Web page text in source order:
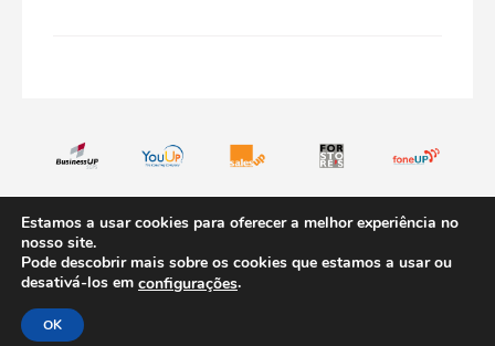
© INV 2026
Todos os direitos reservados. Website desenvolvido por
Estamos a usar cookies para oferecer a melhor experiência no
nosso site.
Pode descobrir mais sobre os cookies que estamos a usar ou
desativá-los em configurações.
OK